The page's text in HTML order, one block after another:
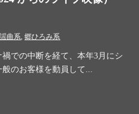
曲系,郷ひろみ系
での中断を経て、本年3月にシ
のお客様を動員して...